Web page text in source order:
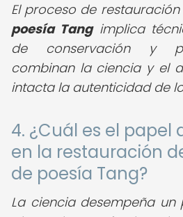
El proceso de
poesía Tangimplica
de conservación y
combinan la ciencia y el
intacta la autenticidad de
4. ¿Cuál es el papel
en la restauración
de poesía Tang?
La ciencia desempeña